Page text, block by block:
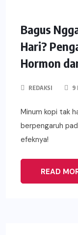
Bagus
Hari?
Hormon
REDAKSI 9
Minum kopi tak
berpengaruh
efeknya!
READ